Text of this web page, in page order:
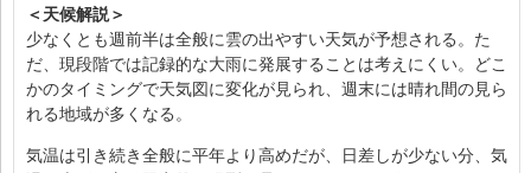
＜天候解説＞
少なくとも週前半は全般に雲の出やすい天気が予想される。た
だ、現段階では記録的な大雨に発展することは考えにくい。どこ
かのタイミングで天気図に変化が見られ、週末には晴れ間の見ら
れる地域が多くなる。
気温は引き続き全般に平年より高めだが、日差しが少ない分、気